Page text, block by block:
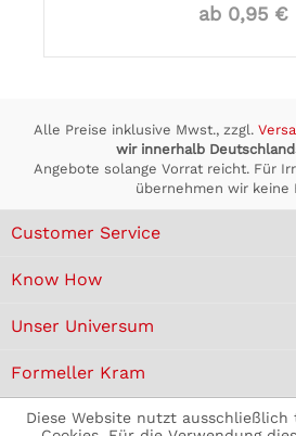
ab 0,95 €
Alle Preise inklusive Mwst., zzgl.
wir innerhalb
Angebote solange Vorrat reicht. Für
übernehmen wir keine
Customer Service
Know How
Unser Universum
Formeller Kram
Diese Website nutzt